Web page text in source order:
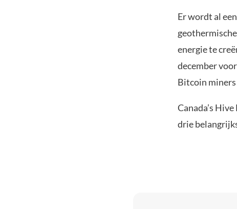
Er wordt al
energie te
december
Bitcoin
Canada’s
drie